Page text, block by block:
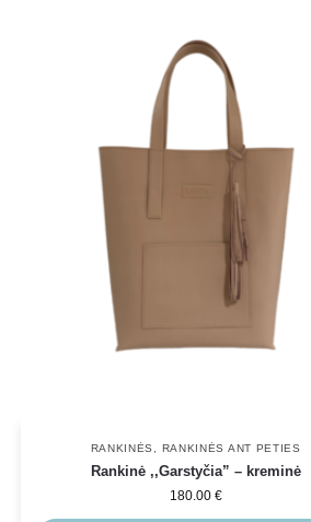
RANKINĖS RANKINĖS ANT PETIES
Rankinė ,,Garstyčia” – kreminė
180.00 €